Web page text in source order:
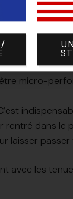
le tissu, pas
micro-
dans le
laisser
avec les